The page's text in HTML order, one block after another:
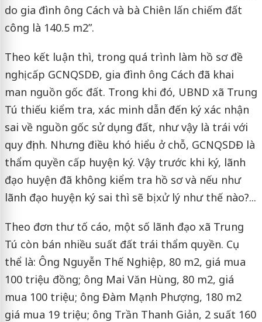
do gia đình ông Cách và bà Chiên lấn chiếm đất
công là 140.5 m2”.
Theo kết luận thì, trong quá trình làm hồ sơ đề
nghị cấp GCNQSDĐ, gia đình ông Cách đã khai
man nguồn gốc đất. Trong khi đó, UBND xã Trung
Tú thiếu kiểm tra, xác minh dẫn đến ký xác nhận
sai về nguồn gốc sử dụng đất, như vậy là trái với
quy định. Nhưng điều khó hiểu ở chỗ, GCNQSDĐ là
thẩm quyền cấp huyện ký. Vậy trước khi ký, lãnh
đạo huyện đã không kiểm tra hồ sơ và nếu như
lãnh đạo huyện ký sai thì sẽ bị xử lý như thế nào?...
Theo đơn thư tố cáo, một số lãnh đạo xã Trung
Tú còn bán nhiều suất đất trái thẩm quyền. Cụ
thể là: Ông Nguyễn Thế Nghiệp, 80 m2, giá mua
100 triệu đồng; ông Mai Văn Hùng, 80 m2, giá
mua 100 triệu; ông Đàm Mạnh Phượng, 180 m2
giá mua 19 triệu; ông Trần Thanh Giản, 2 suất 160